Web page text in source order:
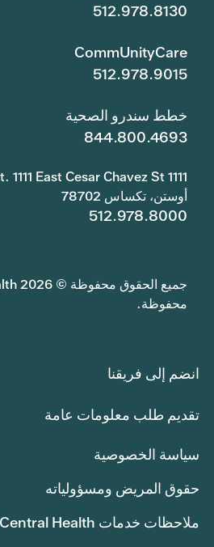
512.978.8130
CommUnityCare
512.978.9015
خطط سندرو الصحية
844.800.4693
1111 East Cesar Chavez St. 1111 East Cesar Chavez St.
أوستن، تكساس 78702
512.978.8000
محفوظة.
انضم إلى فريقنا
تقديم طلب معلومات عامة
سياسة الخصوصية
حقوق المريض ومسؤولياته
ملاحظات خدمات Central Health